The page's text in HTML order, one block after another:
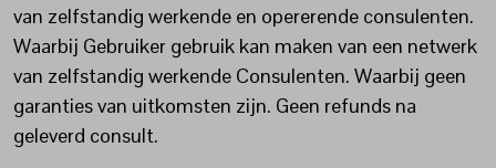
van zelfstandig werkende en opererende consulenten.
Waarbij Gebruiker gebruik kan maken van een netwerk
van zelfstandig werkende Consulenten. Waarbij geen
garanties van uitkomsten zijn. Geen refunds na
geleverd consult.